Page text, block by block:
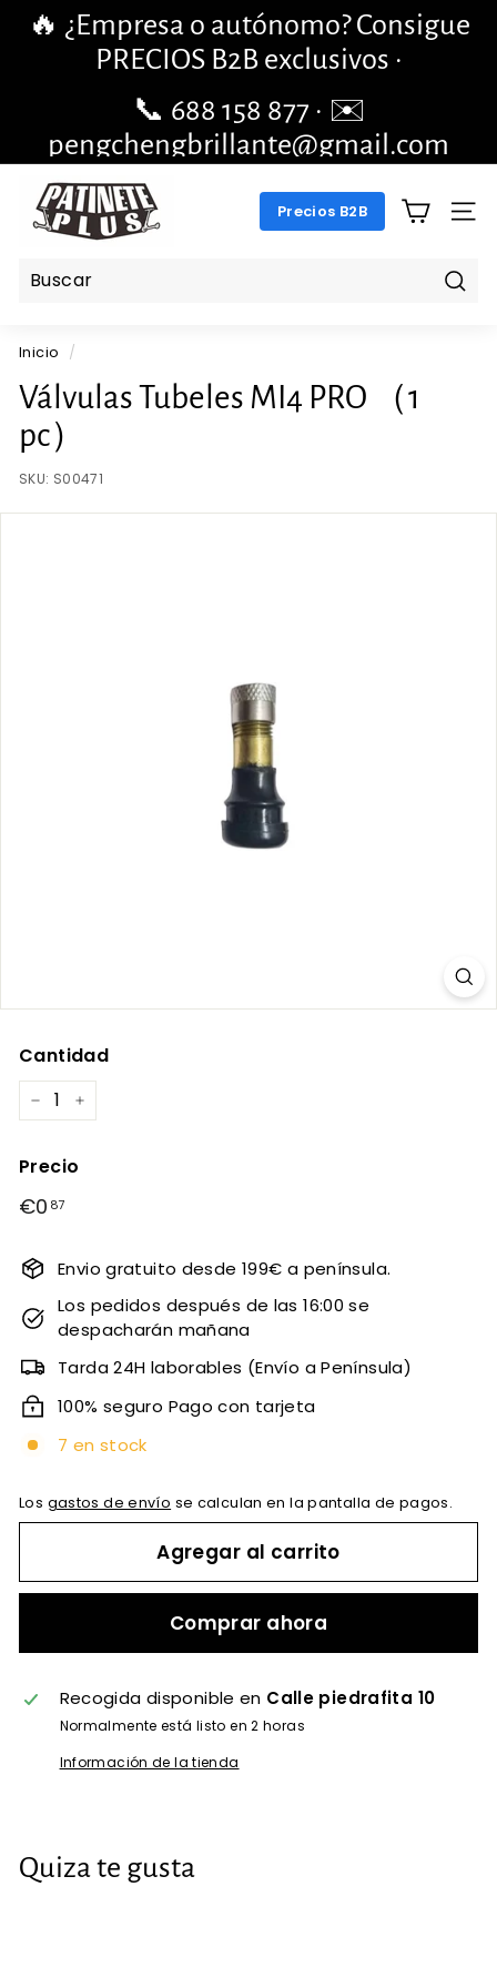
directamente
diapositivas
pausa
🔥 ¿Empresa o autónomo? Consigue
PRECIOS B2B exclusivos ·
📞 688 158 877 · ✉️
pengchengbrillante@gmail.com
A
T
E
L
U
S.
Precios B2B
Inicio /
Válvulas Tubeles MI4 PRO （1
pc）
SKU: S00471
Cantidad
− +
Precio
Precio
€0 87
Envio gratuito desde 199€ a península.
Los pedidos después de las 16:00 se
despacharán mañana
Tarda 24H laborables (Envío a Península)
100% seguro Pago con tarjeta
7 en stock
Los gastos de envío se calculan en la pantalla de pagos.
Agregar al carrito
Comprar ahora
Recogida disponible en Calle piedrafita 10
Normalmente está listo en 2 horas
Información de la tienda
Quiza te gusta